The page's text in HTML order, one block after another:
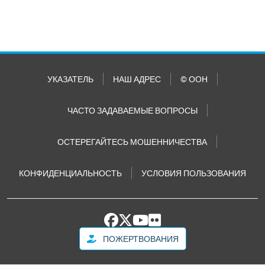
УКАЗАТЕЛЬ НАШ АДРЕС © ООН
ЧАСТО ЗАДАВАЕМЫЕ ВОПРОСЫ
ОСТЕРЕГАЙТЕСЬ МОШЕННИЧЕСТВА
КОНФИДЕНЦИАЛЬНОСТЬ УСЛОВИЯ ПОЛЬЗОВАНИЯ
ПОЖЕРТВОВАНИЯ